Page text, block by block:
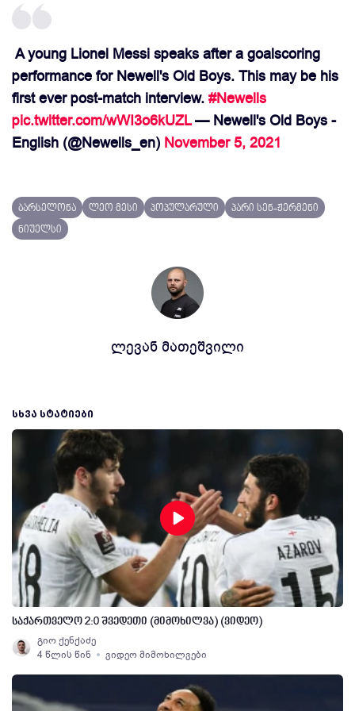
️ A young Lionel Messi speaks after a goalscoring
performance for Newell's Old Boys. This may be his
first ever post-match interview. #Newells
pic.twitter.com/wWI3o6kUZL— Newell's Old Boys -
English (@Newells_en) November 5, 2021
ბარსელონა ლეო მესი პოპულარული
პარი სენ-ჟერმენი
ნიუელსი
ლევან მათეშვილი
ᲡᲮᲕᲐ ᲡᲢᲐᲢᲘᲔᲑᲘ
საქართველო 2:0 შვედეთი (მიმოხილვა) (ვიდეო)
გიო ქენქაძე
4 წლის წინ
ვიდეო მიმოხილვები